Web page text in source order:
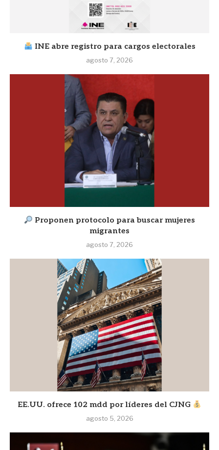
INE abre registro para cargos electorales
agosto 7, 2026
Proponen protocolo para buscar mujeres
migrantes
agosto 7, 2026
EE.UU. ofrece 102 mdd por líderes del CJNG
agosto 5, 2026